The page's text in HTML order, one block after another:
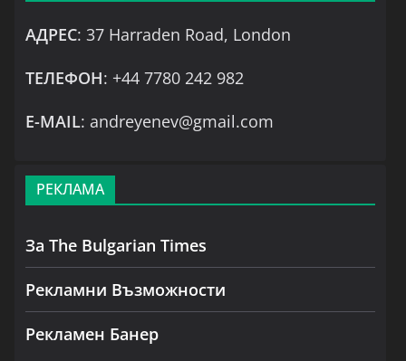
АДРЕС: 37 Harraden Road, London
ТЕЛЕФОН: +44 7780 242 982
Е-MAIL: andreyenev@gmail.com
РЕКЛАМА
За The Bulgarian Times
Рекламни Възможности
Рекламен Банер